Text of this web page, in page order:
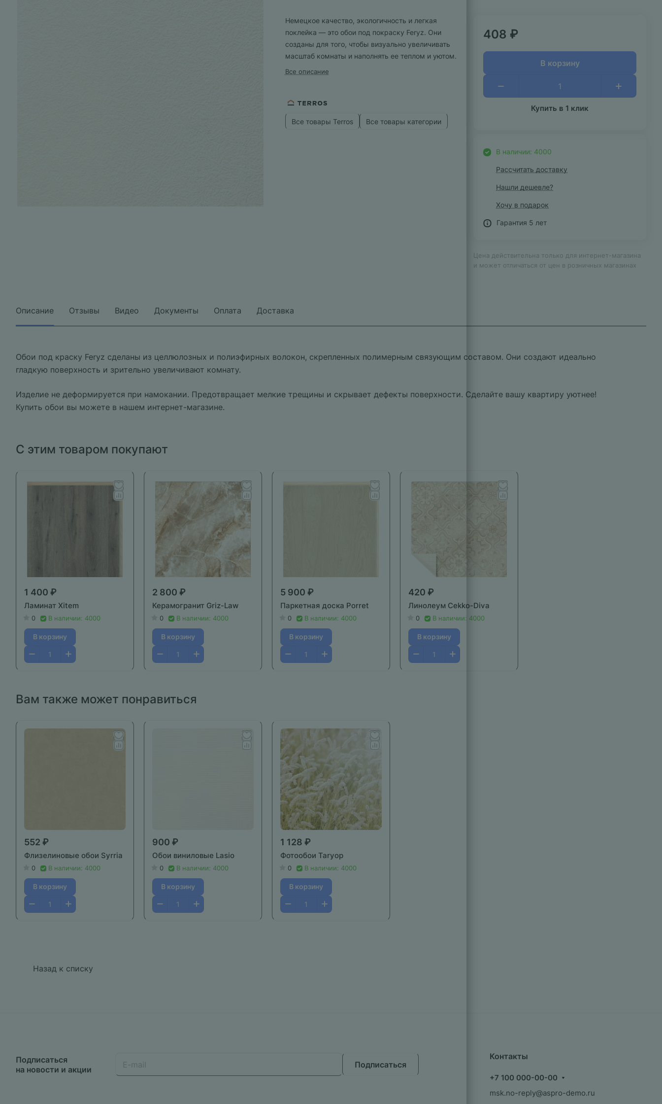
Немецкое качество, экологичность и легкая
поклейка — это обои под покраску Feryz. Они
созданы для того, чтобы визуально увеличивать
масштаб комнаты и наполнять ее теплом и уютом.
Все описание
Все товары Terros Все товары категории
408 ₽
В корзину
Купить в 1 клик
В наличии: 4000
Рассчитать доставку
Нашли дешевле?
Хочу в подарок
Гарантия 5 лет
Цена действительна только для интернет-магазина
и может отличаться от цен в розничных магазинах
Описание Отзывы Видео Документы Оплата Доставка
Обои под краску Feryz сделаны из целлюлозных и полиэфирных волокон, скрепленных полимерным связующим составом. Они создают идеально
гладкую поверхность и зрительно увеличивают комнату.
Изделие не деформируется при намокании. Предотвращает мелкие трещины и скрывает дефекты поверхности. Сделайте вашу квартиру уютнее!
Купить обои вы можете в нашем интернет-магазине.
С этим товаром покупают
1 400 ₽
Ламинат Xitem
0 В наличии: 4000
В корзину
2 800 ₽
Керамогранит Griz-Law
0 В наличии: 4000
В корзину
5 900 ₽
Паркетная доска Porret
0 В наличии: 4000
В корзину
420 ₽
Линолеум Cekko-Diva
0 В наличии: 4000
В корзину
Вам также может понравиться
552 ₽
Флизелиновые обои Syrria
0 В наличии: 4000
В корзину
900 ₽
Обои виниловые Lasio
0 В наличии: 4000
В корзину
1 128 ₽
Фотообои Taryop
0 В наличии: 4000
В корзину
Назад к списку
Подписаться
на новости и акции
Подписаться
Контакты
+7 100 000-00-00
msk.no-reply@aspro-demo.ru